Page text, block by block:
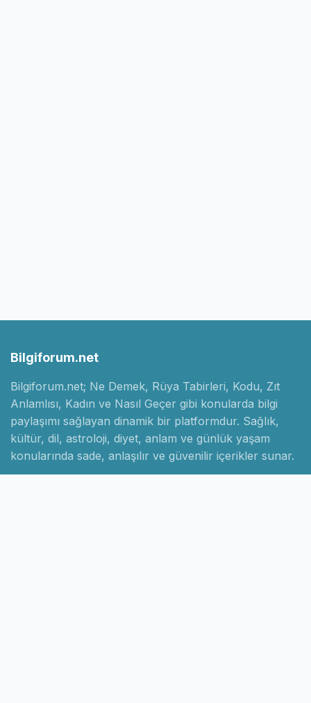
Bilgiforum.net
Bilgiforum.net; Ne Demek, Rüya Tabirleri, Kodu, Zıt
Anlamlısı, Kadın ve Nasıl Geçer gibi konularda bilgi
paylaşımı sağlayan dinamik bir platformdur. Sağlık,
kültür, dil, astroloji, diyet, anlam ve günlük yaşam
konularında sade, anlaşılır ve güvenilir içerikler sunar.